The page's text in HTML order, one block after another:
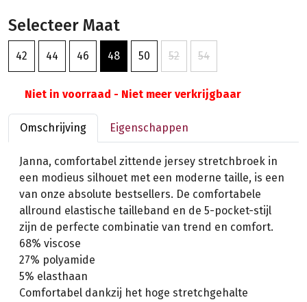
Selecteer Maat
42 44 46 48 50 52 54
Niet in voorraad - Niet meer verkrijgbaar
Omschrijving Eigenschappen
Janna, comfortabel zittende jersey stretchbroek in
een modieus silhouet met een moderne taille, is een
van onze absolute bestsellers. De comfortabele
allround elastische tailleband en de 5-pocket-stijl
zijn de perfecte combinatie van trend en comfort.
68% viscose
27% polyamide
5% elasthaan
Comfortabel dankzij het hoge stretchgehalte